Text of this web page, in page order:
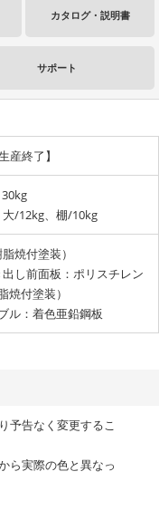
カタログ・説明書
サポート
産終了】
/12kg、棚/10kg
焼付塗装）
し前面板：ポリスチレン
焼付塗装）
ル：着色亜鉛鋼板
予告なく変更するこ
ら実際の色と異なっ